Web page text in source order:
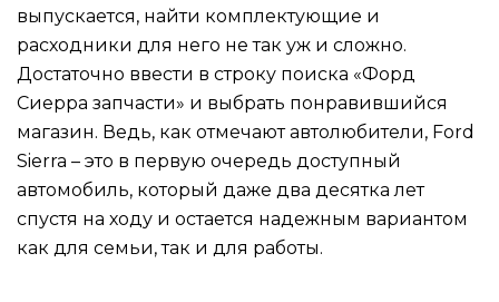
выпускается, найти комплектующие и
расходники для него не так уж и сложно.
Достаточно ввести в строку поиска «Форд
Сиерра запчасти» и выбрать понравившийся
магазин. Ведь, как отмечают автолюбители, Ford
Sierra – это в первую очередь доступный
автомобиль, который даже два десятка лет
спустя на ходу и остается надежным вариантом
как для семьи, так и для работы.